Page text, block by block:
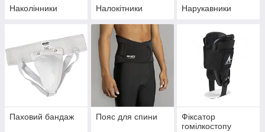
Наколінники Налокітники Нарукавники
Паховий бандаж Пояс для спини
Фіксатор
гомілкостопу